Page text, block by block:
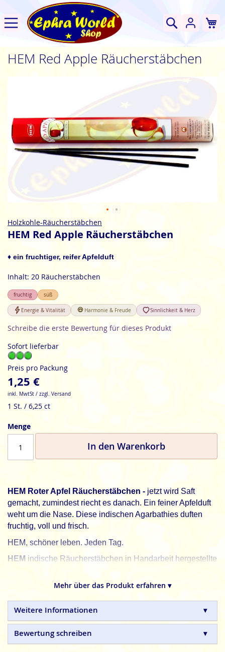
Suche
HEM Red Apple Räucherstäbchen
springen
Zum
Anfang
Bildgalerie
springen
Holzkohle-Räucherstäbchen
HEM Red Apple Räucherstäbchen
♦ ein fruchtiger, reifer Apfelduft
Inhalt: 20 Räucherstäbchen
fruchtig süß
Energie & Vitalität Harmonie & Freude Sinnlichkeit & Herz
Schreibe die erste Bewertung für dieses Produkt
Sofort lieferbar
Preis pro Packung
1,25 €
inkl. MwtSt / zzgl. Versand
1 St. / 6,25 ct
Menge
In den Warenkorb
HEM Roter Apfel Räucherstäbchen - jetzt wird Saft
gemacht, zumindest riecht es danach. Ein feiner Apfelduft
weht um die Nase. Diese indischen Agarbathies duften
fruchtig, voll und frisch.
HEM, schöner leben. Jeden Tag.
HEM indische Räucherstäbchen in Handarbeit hergestellte
petrochemische Zusätze.Mehr über das Produkt erfahren ▾
Weitere Informationen
Bewertung schreiben